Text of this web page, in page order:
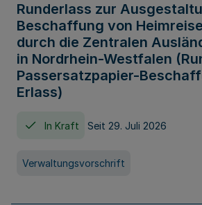
Runderlass zur
Beschaffung von
durch die Zentralen
in Nordrhein-Westfalen
Passersatzpapier-
Erlass)
In Kraft Seit 29. Juli 2026
Verwaltungsvorschrift